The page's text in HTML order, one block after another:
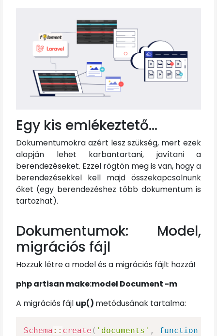
Egy kis emlékeztető...
Dokumentumokra azért lesz szükség, mert ezek
alapján lehet karbantartani, javítani a
berendezéseket. Ezzel rögtön meg is van, hogy a
berendezésekkel kell majd összekapcsolnunk
őket (egy berendezéshez több dokumentum is
tartozhat).
Dokumentumok: Model,
migrációs fájl
Hozzuk létre a model és a migrációs fájlt hozzá!
php artisan make:model Document -m
A migrációs fájl up() metódusának tartalma:
Schema :: create ( 'documents' , function